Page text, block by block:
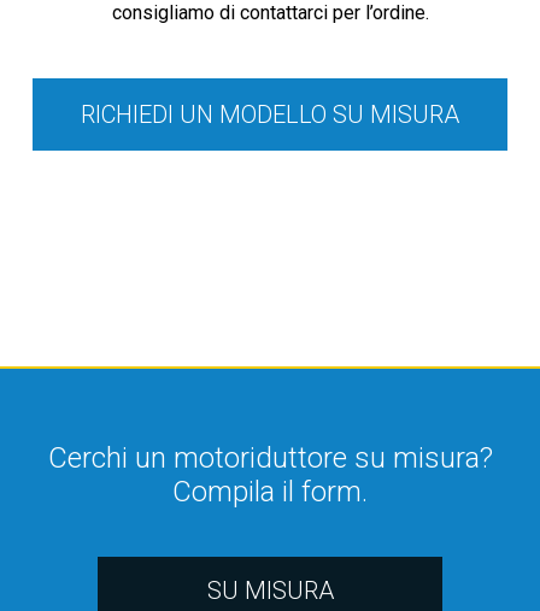
consigliamo di contattarci per l’ordine.
RICHIEDI UN MODELLO SU MISURA
Cerchi un motoriduttore su misura?
Compila il form.
SU MISURA